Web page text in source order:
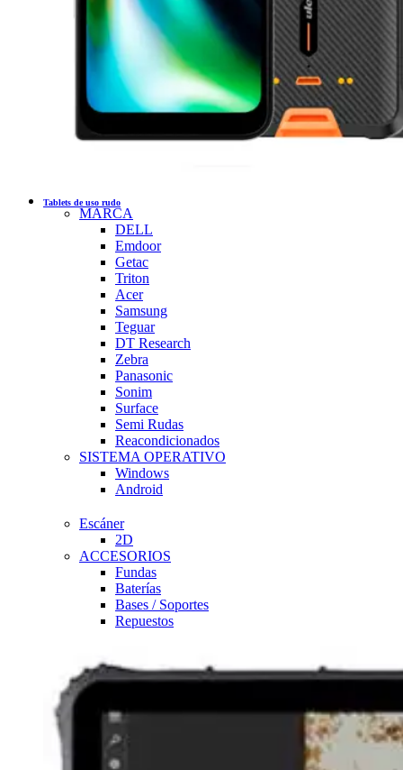
Tablets de uso rudo
MARCA
DELL
Emdoor
Getac
Triton
Acer
Samsung
Teguar
DT Research
Zebra
Panasonic
Sonim
Surface
Semi Rudas
Reacondicionados
SISTEMA OPERATIVO
Windows
Android
Escáner
2D
ACCESORIOS
Fundas
Baterías
Bases / Soportes
Repuestos